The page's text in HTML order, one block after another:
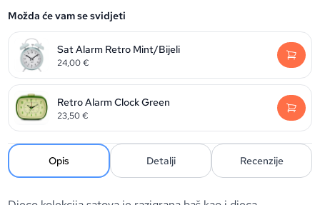
Možda će vam se svidjeti
Sat Alarm Retro Mint/Bijeli
24,00€
Retro Alarm Clock Green
23,50€
Opis Detalji Recenzije